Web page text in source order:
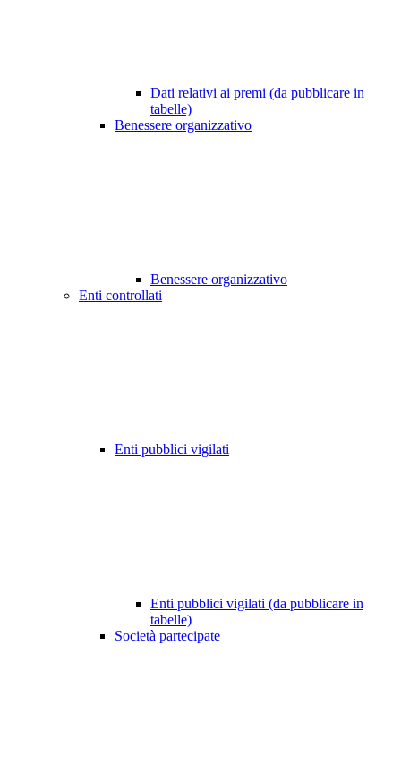
Dati relativi ai premi (da pubblicare in
tabelle)
Benessere organizzativo
Benessere organizzativo
Enti controllati
Enti pubblici vigilati
Enti pubblici vigilati (da pubblicare in
tabelle)
Società partecipate